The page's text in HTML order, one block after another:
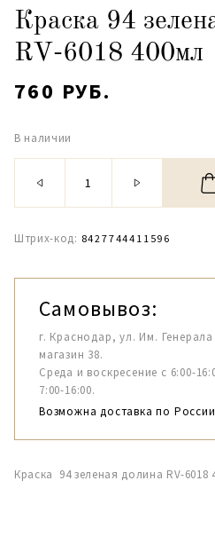
Краска 94
RV-6018 400мл
760 РУБ.
В наличии
Штрих-код: 8427744411596
Самовывоз:
г. Краснодар, ул. Им.
магазин 38.
Среда и воскресение с 6:00-
7:00-16:00.
Возможна доставка по
Краска 94 зеленая долина RV-6018